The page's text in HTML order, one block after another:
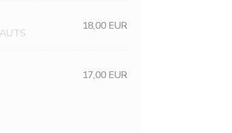
18,00 EUR
17,00 EUR